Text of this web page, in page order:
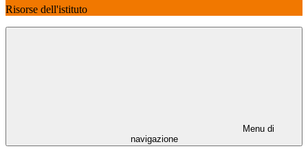
Risorse dell'istituto
Menu di
navigazione